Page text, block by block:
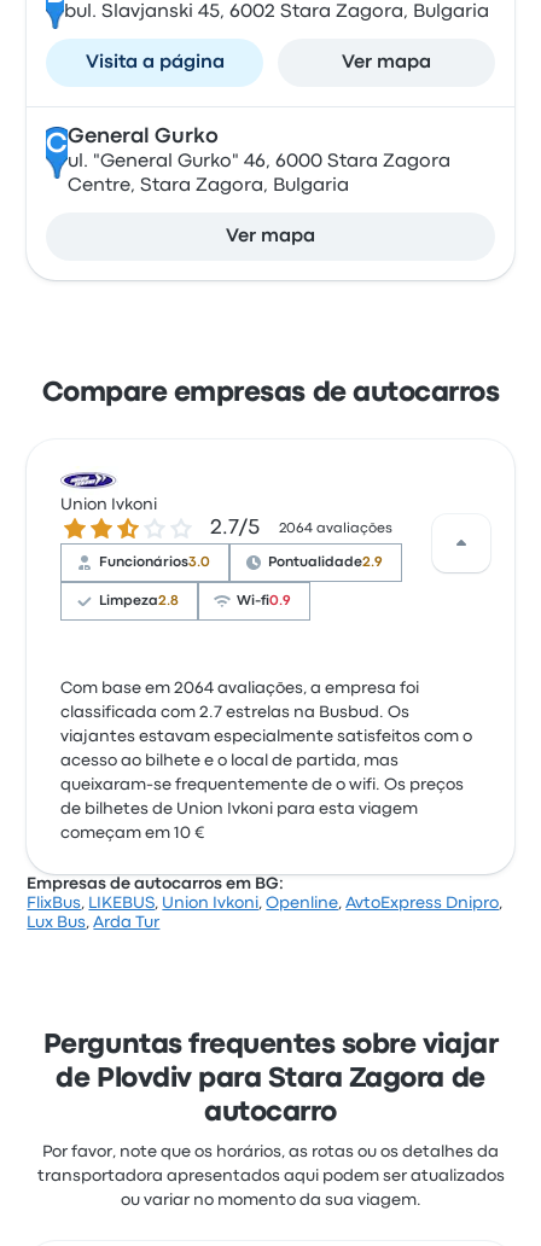
bul. Slavjanski 45, 6002 Stara Zagora, Bulgaria
Visita a página Ver mapa
CGeneral Gurko
ul. "General Gurko" 46, 6000 Stara Zagora
Centre, Stara Zagora, Bulgaria
Ver mapa
Compare empresas de autocarros
Union Ivkoni
2.7 de 5 estrelas 2.7/5 2064 avaliações
Funcionários3.0 Pontualidade2.9
Limpeza2.8 Wi-fi0.9
Com base em 2064 avaliações, a empresa foi
classificada com 2.7 estrelas na Busbud. Os
viajantes estavam especialmente satisfeitos com o
acesso ao bilhete e o local de partida, mas
queixaram-se frequentemente de o wifi. Os preços
de bilhetes de Union Ivkoni para esta viagem
começam em 10 €
Empresas de autocarros em BG:
FlixBus, LIKEBUS, Union Ivkoni,Openline,AvtoExpress Dnipro,
Lux Bus,Arda Tur
Perguntas frequentes sobre viajar
de Plovdiv para Stara Zagora de
autocarro
Por favor, note que os horários, as rotas ou os detalhes da
transportadora apresentados aqui podem ser atualizados
ou variar no momento da sua viagem.